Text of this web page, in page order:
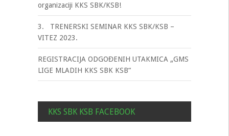
organizaciji KKS SBK/KSB!
3. TRENERSKI SEMINAR KKS SBK/KSB –
VITEZ 2023.
REGISTRACIJA ODGOĐENIH UTAKMICA „GMS
LIGE MLADIH KKS SBK KSB“
KKS SBK KSB FACEBOOK